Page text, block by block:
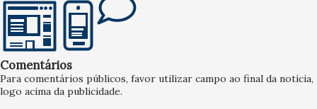
Comentários
Para comentários públicos, favor utilizar campo ao final da notícia,
logo acima da publicidade.